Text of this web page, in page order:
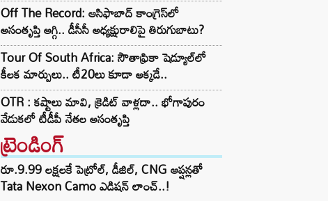
Off The Record: ఆసిఫాబాద్ కాంగ్రెస్‌లో
అసంతృప్తి అగ్గి.. డీసీసీ అధ్యక్షురాలిపై తిరుగుబాటు?
Tour Of South Africa: సౌతాఫ్రికా షెడ్యూల్‌లో
కీలక మార్పులు.. టీ20లు కూడా అక్కడే..
OTR : కష్టాలు మావి, క్రెడిట్ వాళ్లదా.. భోగాపురం
వేడుకలో టీడీపీ నేతల అసంతృప్తి
ట్రెండింగ్‌
రూ.9.99 లక్షలకే పెట్రోల్, డీజిల్, CNG ఆప్షన్లతో
Tata Nexon Camo ఎడిషన్ లాంచ్..!